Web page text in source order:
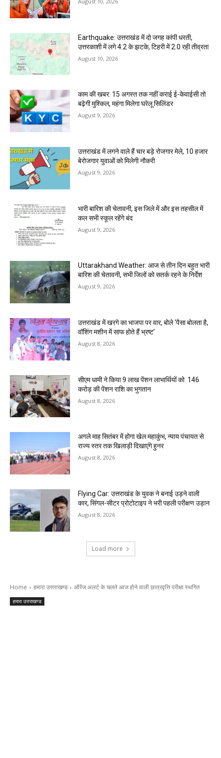
Earthquake: उत्तराखंड में दो जगह कांपी धरती,
उत्तरकाशी में लगे 4.2 के झटके, टिहरी में 2.0 रही तीव्रता
August 10, 2026
काम की खबर: 15 अगस्त तक नहीं कराई ई-केवाईसी तो
बढ़ेगी मुश्किल, महंगा मिलेगा घरेलू सिलिंडर
August 9, 2026
उत्तराखंड में लगने वाले हैं चार बड़े रोजगार मेले, 10 हजार
बेरोजगार युवाओं को मिलेगी नौकरी
August 9, 2026
भारी बारिश की चेतावनी, इस जिले में और इस तहसील में
कल सभी स्कूल रहेंगे बंद
August 9, 2026
Uttarakhand Weather: आज से तीन दिन बहुत भारी
बारिश की चेतावनी, सभी जिलों को सतर्क रहने के निर्देश
August 9, 2026
उत्तराखंड में खरगे का भाजपा पर वार, बोले ‘पैसा बोलता है,
वॉशिंग मशीन में साफ होते हैं भ्रष्ट’
August 8, 2026
सीएम धामी ने किया 9 लाख पेंशन लाभार्थियों को ₹ 146
करोड़ की पेंशन राशि का भुगतान
August 8, 2026
अगले माह सितंबर में होगा खेल महाकुंभ, न्याय पंचायत से
राज्य स्तर तक खिलाड़ी दिखाएंगे हुनर
August 8, 2026
Flying Car: उत्तराखंड के युवक ने बनाई उड़ने वाली
कार, सिंगल-सीटर प्रोटोटाइप ने भरी पहली परीक्षण उड़ान
August 8, 2026
Load more